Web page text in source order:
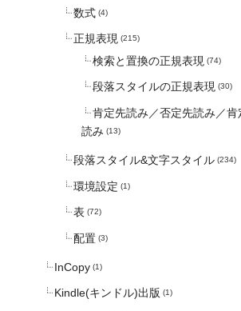
数式 (4)
正規表現 (215)
検索と置換の正規表現 (74)
段落スタイルの正規表現 (30)
肯定先読み／否定先読み／
読み (13)
段落スタイル&文字スタイル (234)
環境設定 (1)
表 (72)
配置 (3)
InCopy (1)
Kindle(キンドル)出版 (1)